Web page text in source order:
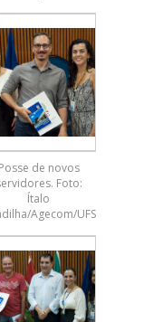
Posse de novos
Foto:
Ítalo
Agecom/UFSC.